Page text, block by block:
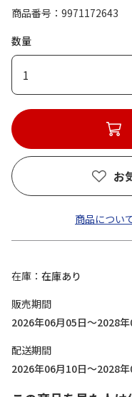
商品番号
9971172643
数量
1
お
商品につい
在庫
在庫あり
販売期間
2026年06月05日～2028
配送期間
2026年06月10日～2028